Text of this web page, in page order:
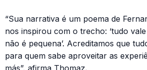
“Sua narrativa é um poema de
nos inspirou com o trecho: ‘tudo
não é pequena’. Acreditamos que
para quem sabe aproveitar as
más”, afirma Thomaz.